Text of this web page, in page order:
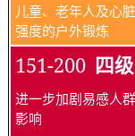
儿童、老年人及心
强度的户外锻炼
151-200 四
进一步加剧易感人
影响